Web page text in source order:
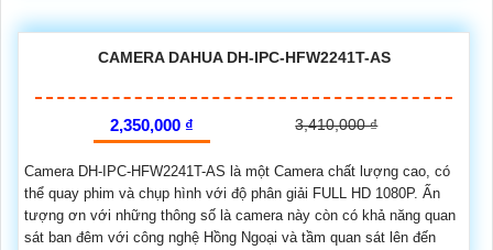
CAMERA DAHUA DH-IPC-HFW2241T-AS
2,350,000 ₫ 3,410,000 ₫
Camera DH-IPC-HFW2241T-AS là một Camera chất lượng cao, có
thể quay phim và chụp hình với độ phân giải FULL HD 1080P. Ấn
tượng ơn với những thông số là camera này còn có khả năng quan
sát ban đêm với công nghệ Hồng Ngoại và tầm quan sát lên đến